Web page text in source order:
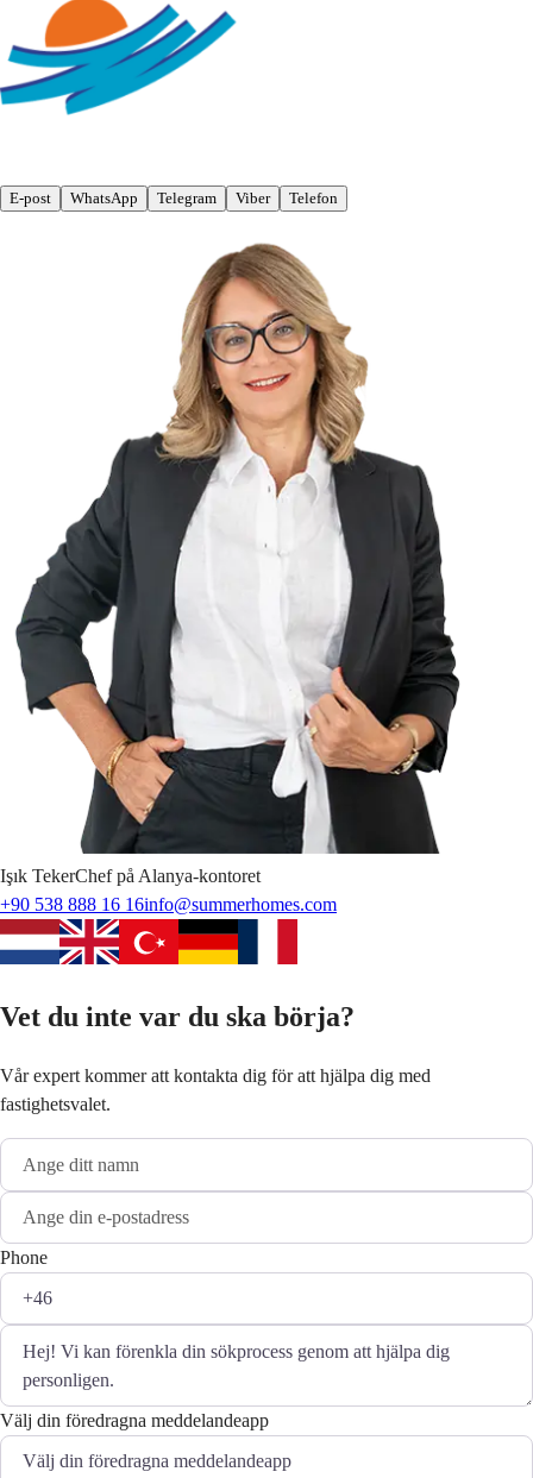
E-post WhatsApp Telegram Viber Telefon
Işık TekerChef på Alanya-kontoret
+90 538 888 16 16info@summerhomes.com
Vet du inte var du ska börja?
Vår expert kommer att kontakta dig för att hjälpa dig med
fastighetsvalet.
Phone
Välj din föredragna meddelandeapp